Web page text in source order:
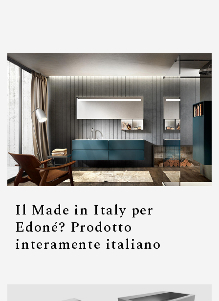
Il Made in Italy per
Edoné? Prodotto
interamente italiano